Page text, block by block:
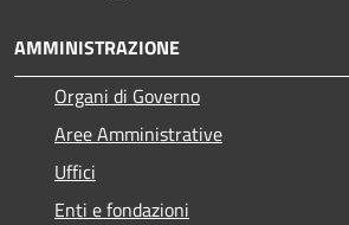
AMMINISTRAZIONE
Organi di Governo
Aree Amministrative
Uffici
Enti e fondazioni